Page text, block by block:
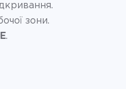
зони.
.